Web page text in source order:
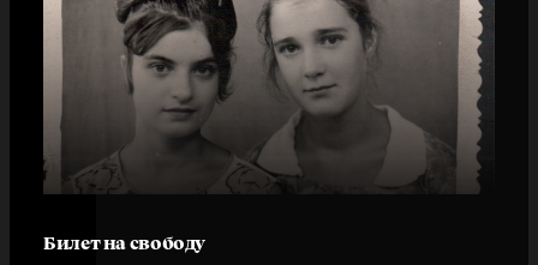
Билет на свободу